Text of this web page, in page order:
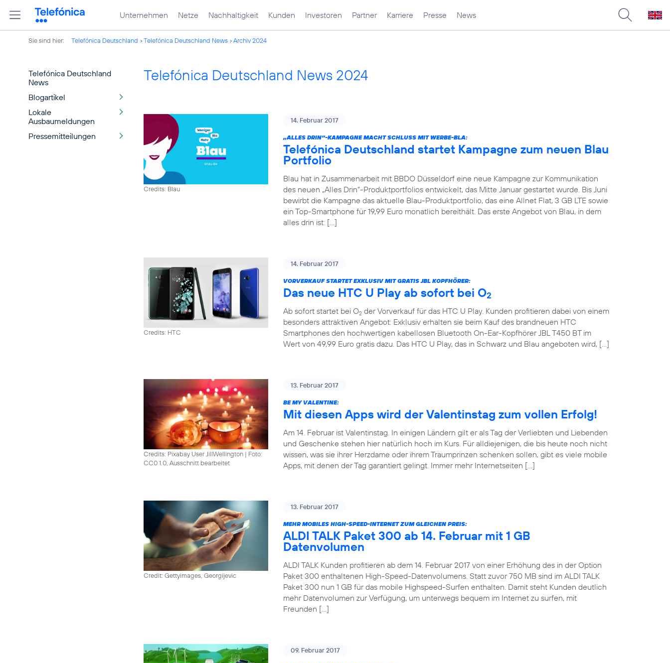
Unternehmen Netze Nachhaltigkeit Kunden Investoren Partner Karriere Presse News
Sie sind hier: Telefónica Deutschland Telefónica Deutschland News Archiv 2024
Telefónica Deutschland
News
Blogartikel
Lokale
Ausbaumeldungen
Pressemitteilungen
Telefónica Deutschland News 2024
Credits: Blau
14. Februar 2017
„ALLES DRIN“-KAMPAGNE MACHT SCHLUSS MIT WERBE-BLA:
Telefónica Deutschland startet Kampagne zum neuen Blau
Portfolio
Blau hat in Zusammenarbeit mit BBDO Düsseldorf eine neue Kampagne zur Kommunikation
des neuen „Alles Drin“-Produktportfolios entwickelt, das Mitte Januar gestartet wurde. Bis Juni
bewirbt die Kampagne das aktuelle Blau-Produktportfolio, das eine Allnet Flat, 3 GB LTE sowie
ein Top-Smartphone für 19,99 Euro monatlich bereithält. Das erste Angebot von Blau, in dem
alles drin ist: […]
Credits: HTC
14. Februar 2017
VORVERKAUF STARTET EXKLUSIV MIT GRATIS JBL KOPFHÖRER:
Das neue HTC U Play ab sofort bei O2
Ab sofort startet bei O2 der Vorverkauf für das HTC U Play. Kunden profitieren dabei von einem
besonders attraktiven Angebot: Exklusiv erhalten sie beim Kauf des brandneuen HTC
Smartphones den hochwertigen kabellosen Bluetooth On-Ear-Kopfhörer JBL T450 BT im
Wert von 49,99 Euro gratis dazu. Das HTC U Play, das in Schwarz und Blau angeboten wird, […]
Credits: Pixabay User JillWellington | Foto:
CC0 1.0, Ausschnitt bearbeitet
13. Februar 2017
BE MY VALENTINE:
Mit diesen Apps wird der Valentinstag zum vollen Erfolg!
Am 14. Februar ist Valentinstag. In einigen Ländern gilt er als Tag der Verliebten und Liebenden
und Geschenke stehen hier natürlich hoch im Kurs. Für alldiejenigen, die bis heute noch nicht
wissen, was sie ihrer Herzdame oder ihrem Traumprinzen schenken sollen, gibt es viele mobile
Apps, mit denen der Tag garantiert gelingt. Immer mehr Internetseiten […]
Credit: Gettyimages, Georgijevic
13. Februar 2017
MEHR MOBILES HIGH-SPEED-INTERNET ZUM GLEICHEN PREIS:
ALDI TALK Paket 300 ab 14. Februar mit 1 GB
Datenvolumen
ALDI TALK Kunden profitieren ab dem 14. Februar 2017 von einer Erhöhung des in der Option
Paket 300 enthaltenen High-Speed-Datenvolumens. Statt zuvor 750 MB sind im ALDI TALK
Paket 300 nun 1 GB für das mobile Highspeed-Surfen enthalten. Damit steht Kunden deutlich
mehr Datenvolumen zur Verfügung, um unterwegs bequem im Internet zu surfen, mit
Freunden […]
09. Februar 2017